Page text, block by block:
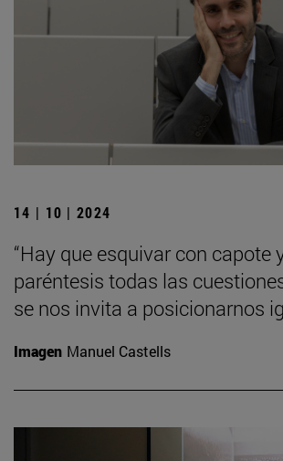
14 | 10 | 2024
“Hay que esquivar con capote
paréntesis todas las
se nos invita a posicionarnos
Imagen Manuel Castells